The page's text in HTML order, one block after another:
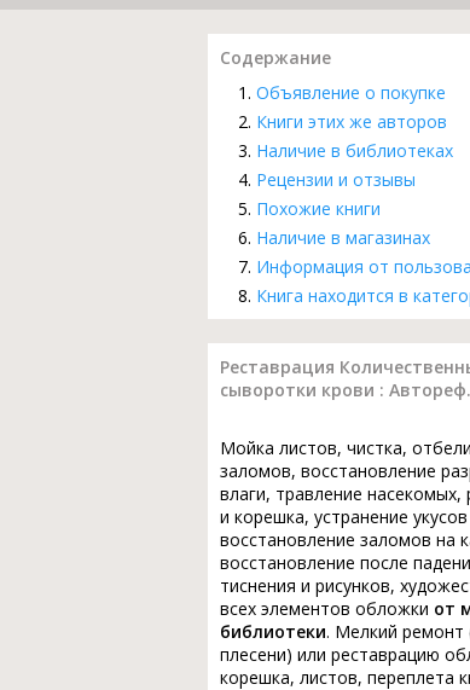
Содержание
Объявление о покупке
Книги этих же авторов
Наличие в библиотеках
Рецензии и отзывы
Похожие книги
Наличие в магазинах
Информация от
Книга находится в
Реставрация
сыворотки крови :
Мойка листов, чистка,
заломов, восстановление
влаги, травление
и корешка, устранение
восстановление заломов на
восстановление после
тиснения и рисунков,
всех элементов обложки от
библиотеки. Мелкий ремонт
плесени) или реставрацию
корешка, листов, переплета